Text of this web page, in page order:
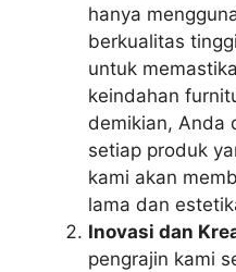
hanya
berkualitas
untuk
keindahan
demikian, Anda
setiap produk
kami akan
lama dan
Inovasi dan
pengrajin kami